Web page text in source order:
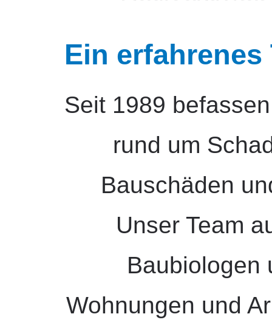
Ein erfahrenes
Seit 1989
rund um
Bauschäden
Unser Team
Baubiologen
Wohnungen und